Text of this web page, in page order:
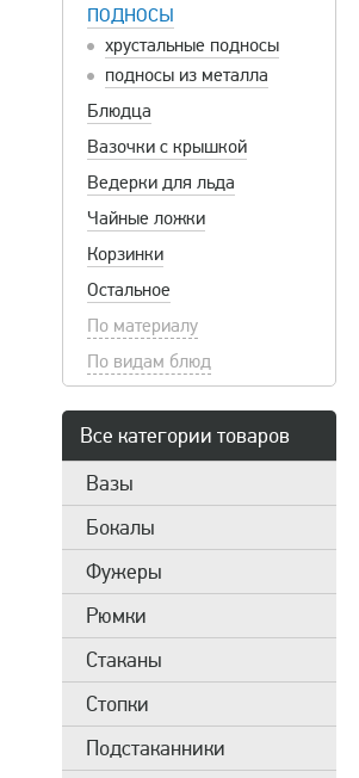
ПОДНОСЫ
хрустальные подносы
подносы из металла
Блюдца
Вазочки с крышкой
Ведерки для льда
Чайные ложки
Корзинки
Остальное
По материалу
По видам блюд
Все категории товаров
Вазы
Бокалы
Фужеры
Рюмки
Стаканы
Стопки
Подстаканники